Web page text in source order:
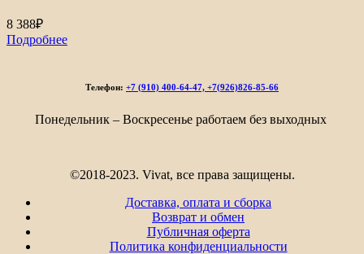
8 388₽
Подробнее
Телефон: +7 (910) 400-64-47, +7(926)826-85-66
Понедельник – Воскресенье работаем без выходных
©2018-2023. Vivat, все права защищены.
Доставка, оплата и сборка
Возврат и обмен
Публичная оферта
Политика конфиденциальности